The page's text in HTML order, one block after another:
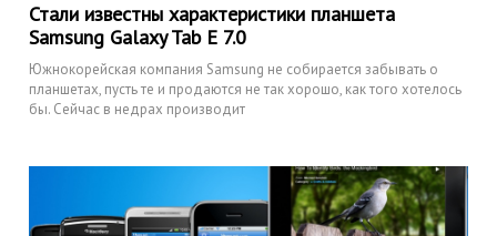
Стали известны характеристики планшета
Samsung Galaxy Tab E 7.0
Южнокорейская компания Samsung не собирается забывать о
планшетах, пусть те и продаются не так хорошо, как того хотелось
бы. Сейчас в недрах производит